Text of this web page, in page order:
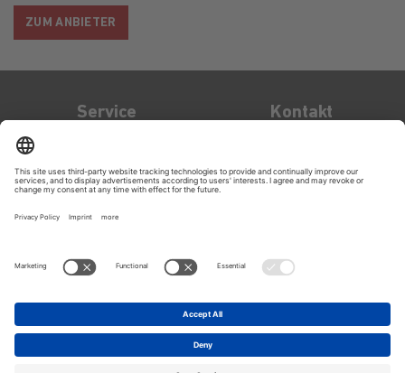
ZUM ANBIETER
Service Kontakt
79098 Freiburg
support@oxid-
Impressum Datenschutz Rechtliches